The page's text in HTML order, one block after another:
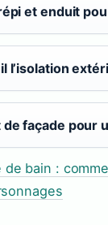
et enduit
l’isolation
façade pour
de bain :